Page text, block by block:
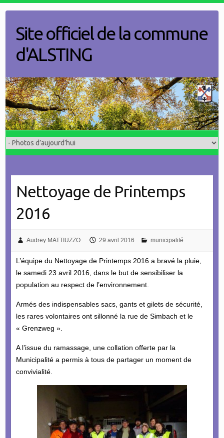
contentSite officiel de la commune
d'ALSTING
Nettoyage de Printemps
2016
Audrey MATTIUZZO 29 avril 2016 municipalité
L’équipe du Nettoyage de Printemps 2016 a bravé la pluie,
le samedi 23 avril 2016, dans le but de sensibiliser la
population au respect de l’environnement.
Armés des indispensables sacs, gants et gilets de sécurité,
les rares volontaires ont sillonné la rue de Simbach et le
« Grenzweg ».
A l’issue du ramassage, une collation offerte par la
Municipalité a permis à tous de partager un moment de
convivialité.